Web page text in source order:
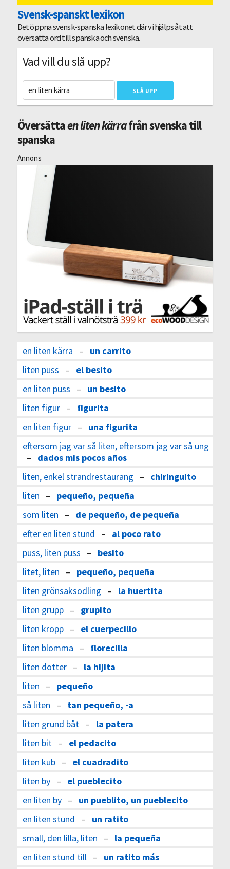
Svensk-spanskt lexikon
Det öppna svensk-spanska lexikonet där vi hjälps åt att
översätta ord till spanska och svenska.
Vad vill du slå upp?
Översättaen liten kärrafrån svenska till
spanska
Annons
en liten kärra – un carrito
liten puss – el besito
en liten puss – un besito
liten figur– figurita
en liten figur– una figurita
eftersom jag var så liten, eftersom jag var så ung
– dados mis pocos años
liten, enkel strandrestaurang – chiringuito
liten – pequeño, pequeña
som liten – de pequeño, de pequeña
efter en liten stund – al poco rato
puss, liten puss – besito
litet, liten – pequeño, pequeña
liten grönsaksodling – la huertita
liten grupp– grupito
liten kropp– el cuerpecillo
liten blomma – florecilla
liten dotter– la hijita
liten – pequeño
så liten – tan pequeño, -a
liten grund båt– la patera
liten bit– el pedacito
liten kub– el cuadradito
liten by– el pueblecito
en liten by– un pueblito, un pueblecito
en liten stund – un ratito
small, den lilla, liten – la pequeña
en liten stund till– un ratito más